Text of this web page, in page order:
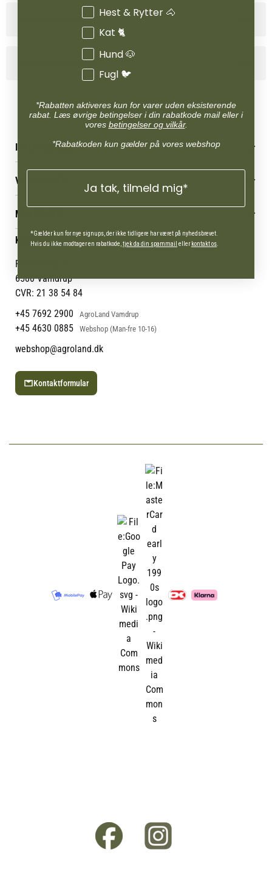
Produktinformation
INFORMATION
Betingelser & vilkår
Reklamations- & fortrydelsesret
Levering & afhentning
Følg din bestilling
Persondatapolitik
Cookies
VORES BUTIK
Vores butikker
Job
Mærker
Om os
Om Vestjyllands Andel
Blog
Ofte stillede spørgsmål
MIN KONTO
Administrer min konto
KONTAKT OS
Pantonevej 10
6580 Vamdrup
CVR: 21 38 54 84
+45 7692 2900
AgroLand Vamdrup
+45 4630 0885 Webshop (Man-fre 10-16)
webshop@agroland.dk
Kontaktformular
Hest & Rytter 🐴
Kat 🐈
Hund 🐶
Fugl 🐦
*Rabatten aktiveres kun for varer uden eksisterende
rabat. Læs øvrige betingelser i din rabatkode mail eller i
vores betingelser og vilkår.
*Rabatkoden kun gælder på vores webshop
Ja tak, tilmeld mig*
*Gælder kun for nye signups, der ikke tidligere har været på nyhedsbrevet.
Hvis du ikke modtager en rabatkode, tjek da din spammail ellerkontakt os